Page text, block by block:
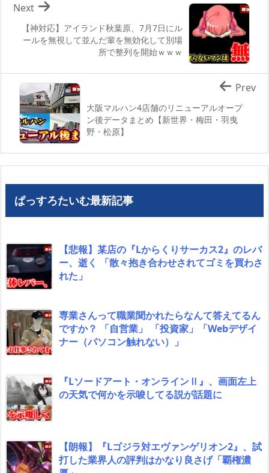
【神対応】アイランド秋葉原、7月7日にル
ールを無視して並んだ輩を無効化して別場
所で整列を開始ｗｗｗ
Next
大阪マルハン4店舗のリニューアルオープ
ン後データまとめ【新世界・梅田・羽曳
野・松原】
Prev
ぱっすろたいむ最新記事
【悲報】某店の『Lからくりサーカス2』のレバ
ー、逝く 「散々抱き合わせされてゴミを買わさ
れた」
専業さんって職業聞かれたらなんて答えてるん
ですか？ 「自営業」 「投資家」「Webデザイ
ナー（パソコン触れない）」
『Lソードアート・オンラインⅡ』、画面左上
の天気で何かを示唆してる説が話題に
【朗報】『Lゴジラ対エヴァンゲリオン2』、試
打した業界人の評判はかなり良さげ「覇権濃